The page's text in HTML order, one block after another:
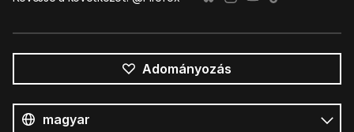
Adományozás
nyelv
Nyelv